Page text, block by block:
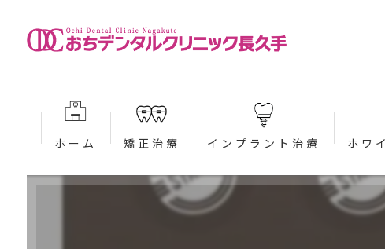
ホーム 矯正治療
当院が選ばれる理由 (矯正)
インプラント治療
当院が選ばれる理由 (インプラン
ホワ